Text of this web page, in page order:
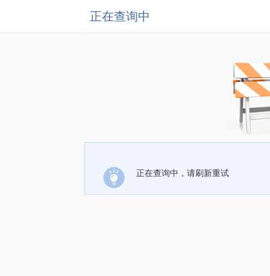
正在查询中
正在查询中，请刷新重试